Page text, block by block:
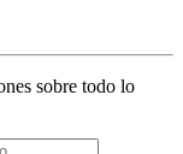
sobre todo lo